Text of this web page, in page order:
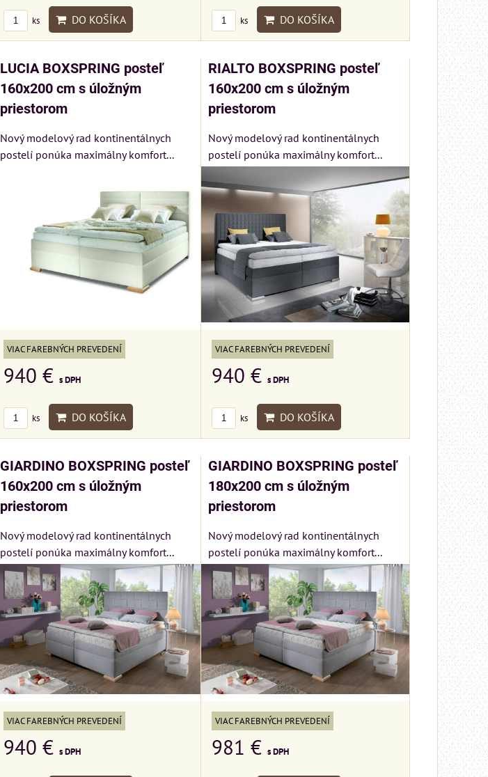
ks DO KOŠÍKA ks DO KOŠÍKA
LUCIA BOXSPRING posteľ
160x200 cm s úložným
priestorom
Nový modelový rad kontinentálnych
postelí ponúka maximálny komfort...
VIAC FAREBNÝCH PREVEDENÍ
940 € s DPH
ks DO KOŠÍKA
RIALTO BOXSPRING posteľ
160x200 cm s úložným
priestorom
Nový modelový rad kontinentálnych
postelí ponúka maximálny komfort...
VIAC FAREBNÝCH PREVEDENÍ
940 €s DPH
ks DO KOŠÍKA
GIARDINO BOXSPRING posteľ
160x200 cm s úložným
priestorom
Nový modelový rad kontinentálnych
postelí ponúka maximálny komfort...
VIAC FAREBNÝCH PREVEDENÍ
940 € s DPH
GIARDINO BOXSPRING posteľ
180x200 cm s úložným
priestorom
Nový modelový rad kontinentálnych
postelí ponúka maximálny komfort...
VIAC FAREBNÝCH PREVEDENÍ
981 €s DPH